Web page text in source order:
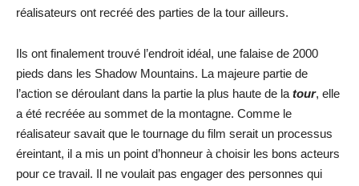
réalisateurs ont recréé des parties de la tour ailleurs.
Ils ont finalement trouvé l’endroit idéal, une falaise de 2000
pieds dans les Shadow Mountains. La majeure partie de
l’action se déroulant dans la partie la plus haute de la tour, elle
a été recréée au sommet de la montagne. Comme le
réalisateur savait que le tournage du film serait un processus
éreintant, il a mis un point d’honneur à choisir les bons acteurs
pour ce travail. Il ne voulait pas engager des personnes qui